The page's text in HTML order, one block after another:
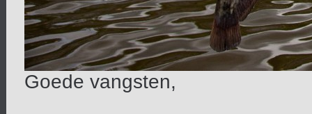
Goede vangsten,